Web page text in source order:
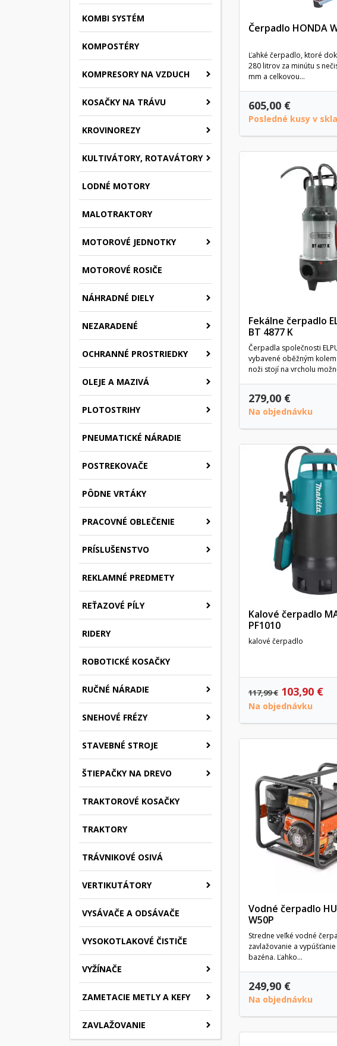
KOMBI SYSTÉM
KOMPOSTÉRY
KOMPRESORY NA VZDUCH
KOSAČKY NA TRÁVU
KROVINOREZY
KULTIVÁTORY, ROTAVÁTORY
LODNÉ MOTORY
MALOTRAKTORY
MOTOROVÉ JEDNOTKY
MOTOROVÉ ROSIČE
NÁHRADNÉ DIELY
NEZARADENÉ
OCHRANNÉ PROSTRIEDKY
OLEJE A MAZIVÁ
PLOTOSTRIHY
PNEUMATICKÉ NÁRADIE
POSTREKOVAČE
PÔDNE VRTÁKY
PRACOVNÉ OBLEČENIE
PRÍSLUŠENSTVO
REKLAMNÉ PREDMETY
REŤAZOVÉ PÍLY
RIDERY
ROBOTICKÉ KOSAČKY
RUČNÉ NÁRADIE
SNEHOVÉ FRÉZY
STAVEBNÉ STROJE
ŠTIEPAČKY NA DREVO
TRAKTOROVÉ KOSAČKY
TRAKTORY
TRÁVNIKOVÉ OSIVÁ
VERTIKUTÁTORY
VYSÁVAČE A ODSÁVAČE
VYSOKOTLAKOVÉ ČISTIČE
VYŽÍNAČE
ZAMETACIE METLY A KEFY
ZAVLAŽOVANIE
Čerpadlo HONDA
Ľahké čerpadlo, ktoré
280 litrov za minútu s
mm a celkovou...
605,00 €
Posledné kusy v
Fekálne čerpadlo
BT 4877 K
Čerpadla společnosti
vybavené oběžným
noži stojí na vrcholu
279,00 €
Na objednávku
Kalové čerpadlo
PF1010
kalové čerpadlo
117,99 € 103,90 €
Na objednávku
Vodné čerpadlo
W50P
Stredne veľké vodné
zavlažovanie a
bazéna. Ľahko...
249,90 €
Na objednávku